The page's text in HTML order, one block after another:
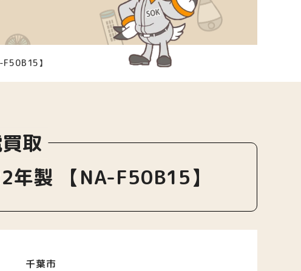
】
取
製 【NA-F50B15】
千葉市